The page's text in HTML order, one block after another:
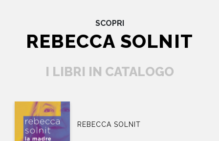
SCOPRI
REBECCA SOLNIT
I LIBRI IN CATALOGO
REBECCA SOLNIT